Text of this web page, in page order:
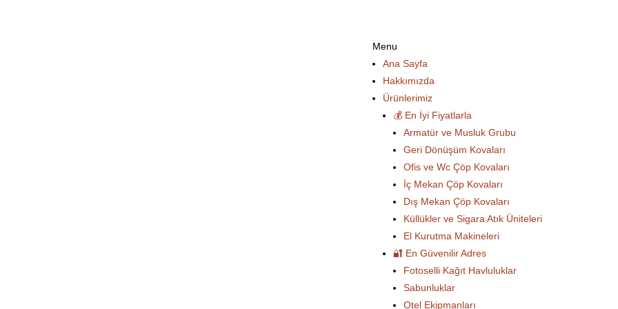
Menu
Ana Sayfa
Hakkımızda
Ürünlerimiz
💰 En İyi Fiyatlarla
Armatür ve Musluk Grubu
Geri Dönüşüm Kovaları
Ofis ve Wc Çöp Kovaları
İç Mekan Çöp Kovaları
Dış Mekan Çöp Kovaları
Küllükler ve Sigara Atık Üniteleri
El Kurutma Makineleri
🔐 En Güvenilir Adres
Fotoselli Kağıt Havluluklar
Sabunluklar
Otel Ekipmanları